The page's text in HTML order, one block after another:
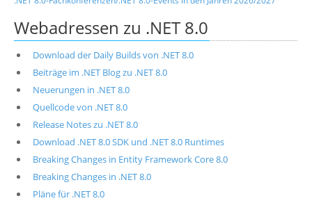
Webadressen zu .NET 8.0
Download der Daily Builds von .NET 8.0
Beiträge im .NET Blog zu .NET 8.0
Neuerungen in .NET 8.0
Quellcode von .NET 8.0
Release Notes zu .NET 8.0
Download .NET 8.0 SDK und .NET 8.0 Runtimes
Breaking Changes in Entity Framework Core 8.0
Breaking Changes in .NET 8.0
Pläne für .NET 8.0